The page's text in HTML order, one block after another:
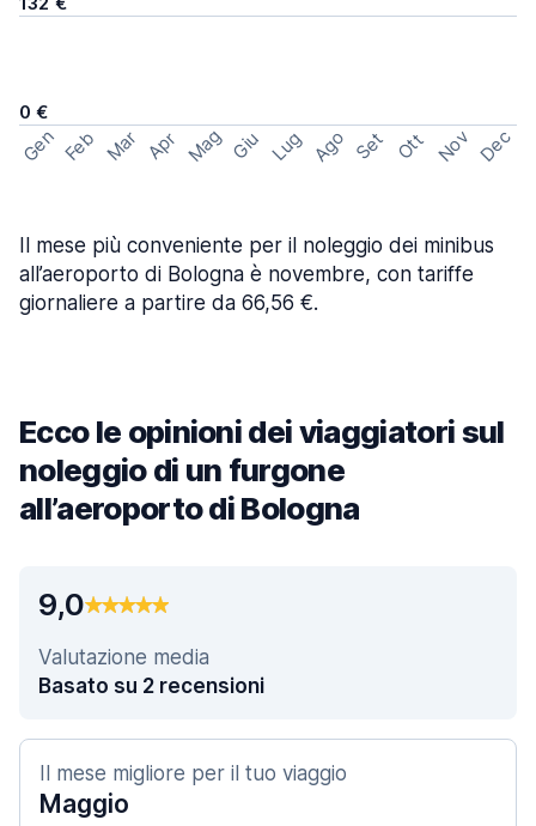
0 €
Gen Feb Mar Apr Mag Giu Lug Ago Set Ott Nov Dec
Il mese più conveniente per il noleggio dei minibus
all’aeroporto di Bologna è novembre, con tariffe
giornaliere a partire da 66,56 €.
Ecco le opinioni dei viaggiatori sul
noleggio di un furgone
all’aeroporto di Bologna
9,0
Valutazione media
Basato su 2 recensioni
Il mese migliore per il tuo viaggio
Maggio